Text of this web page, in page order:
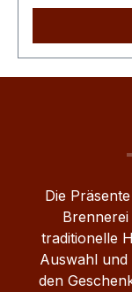
werden
Die
traditionelle
Auswahl
den